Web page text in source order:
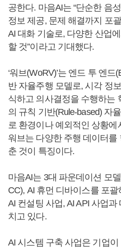
공한다. 마음AI는 “단순한 음
정보 제공, 문제 해결까지 포
AI 대화 기술로, 다양한 산업
할 것”이라고 기대했다.
‘워브(WoRV)’는 엔드 투 엔드
반 자율주행 모델로, 시각 정
식하고 의사결정을 수행하는
의 규칙 기반(Rule-based) 자
로 환경이나 예외적인 상황
워브는 다양한 주행 데이터
춘 것이 특징이다.
마음AI는 3대 파운데이션 모
CC), AI 휴먼 디바이스를 포
AI 컨설팅 사업, AI API 사업
치고 있다.
AI 시스템 구축 사업은 기업